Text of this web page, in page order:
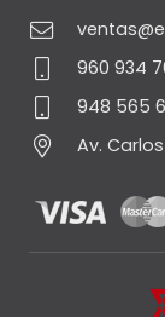
960 934
948 565
Av.